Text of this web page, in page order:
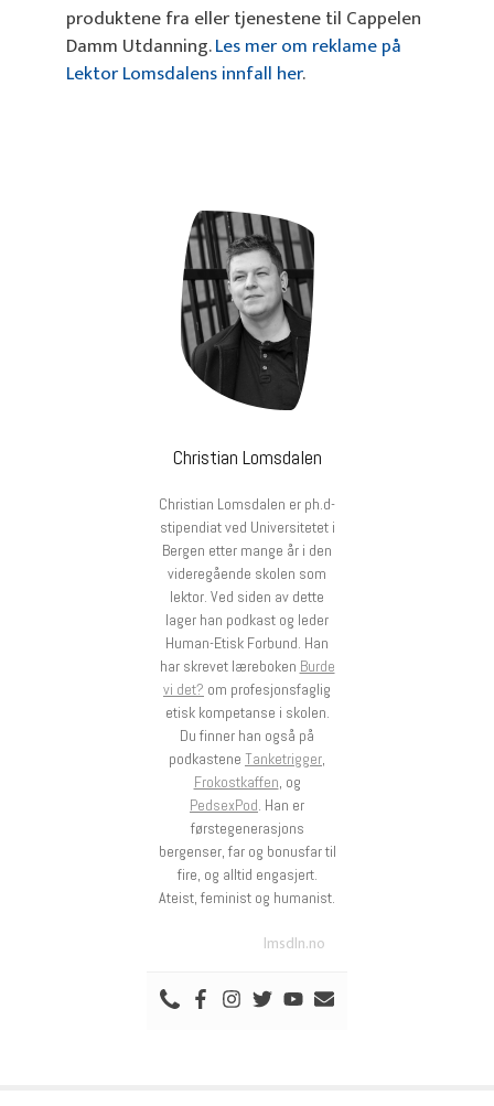
produktene fra eller tjenestene til Cappelen
Damm Utdanning.Les mer om reklame på
Lektor Lomsdalens innfall her.
Christian Lomsdalen
Christian Lomsdalen er ph.d-
stipendiat ved Universitetet i
Bergen etter mange år i den
videregående skolen som
lektor. Ved siden av dette
lager han podkast og leder
Human-Etisk Forbund. Han
har skrevet læreboken Burde
vi det? om profesjonsfaglig
etisk kompetanse i skolen.
Du finner han også på
podkastene Tanketrigger,
Frokostkaffen, og
PedsexPod. Han er
førstegenerasjons
bergenser, far og bonusfar til
fire, og alltid engasjert.
Ateist, feminist og humanist.
lmsdln.no